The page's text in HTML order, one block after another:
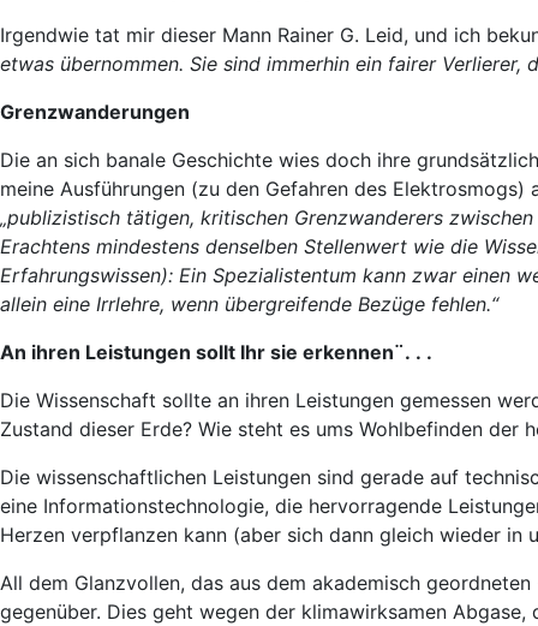
Irgendwie tat mir dieser Mann Rainer G. Leid, und ich
etwas übernommen. Sie sind immerhin ein fairer Verlierer,
Grenzwanderungen
Die an sich banale Geschichte wies doch ihre
meine Ausführungen (zu den Gefahren des
„publizistisch tätigen, kritischen Grenzwanderers
Erachtens mindestens denselben Stellenwert wie die
Erfahrungswissen): Ein Spezialistentum kann zwar einen
allein eine Irrlehre, wenn übergreifende Bezüge fehlen.“
An ihren Leistungen sollt Ihr sie erkennen¨. . .
Die Wissenschaft sollte an ihren Leistungen gemessen
Zustand dieser Erde? Wie steht es ums Wohlbefinden der
Die wissenschaftlichen Leistungen sind gerade auf
eine Informationstechnologie, die hervorragende
Herzen verpflanzen kann (aber sich dann gleich wieder in
All dem Glanzvollen, das aus dem akademisch
gegenüber. Dies geht wegen der klimawirksamen